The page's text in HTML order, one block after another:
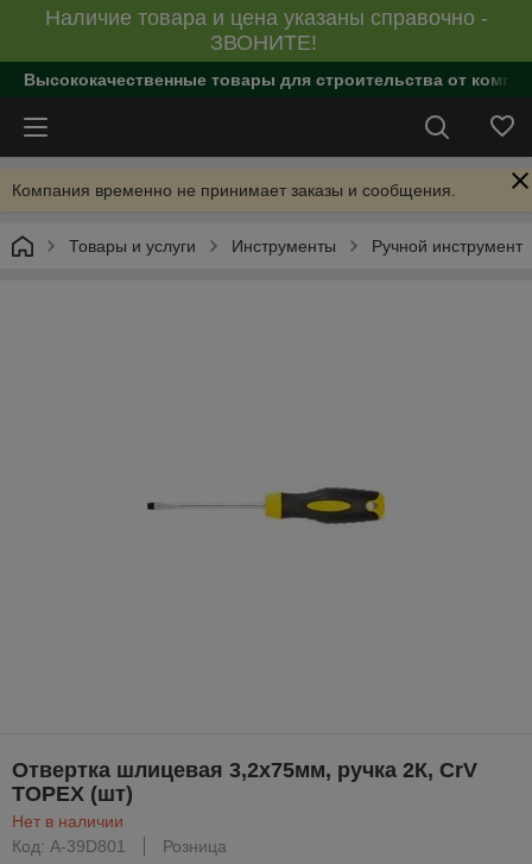
Наличие товара и цена указаны справочно -
ЗВОНИТЕ!
Высококачественные товары для строительства от
Компания временно не принимает заказы и сообщения.
Товары и услуги Инструменты Ручной инструмент
Отвертка шлицевая 3,2x75мм, ручка 2К, CrV
TOPEX (шт)
Нет в наличии
Код: A-39D801
Розница